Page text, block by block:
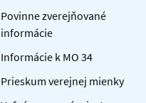
Povinne zverejňované
informácie
Informácie k MO 34
Prieskum verejnej mienky